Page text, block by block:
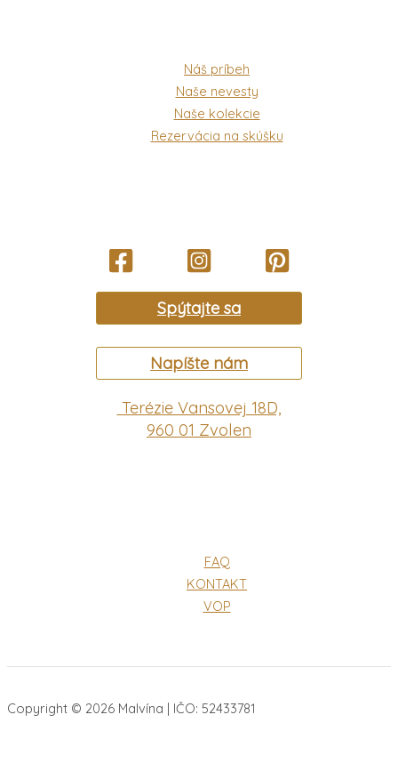
Náš príbeh
Naše nevesty
Naše kolekcie
Rezervácia na skúšku
Spýtajte sa
Napíšte nám
Terézie Vansovej 18D,
960 01 Zvolen
FAQ
KONTAKT
VOP
Copyright © 2026 Malvína | IČO: 52433781